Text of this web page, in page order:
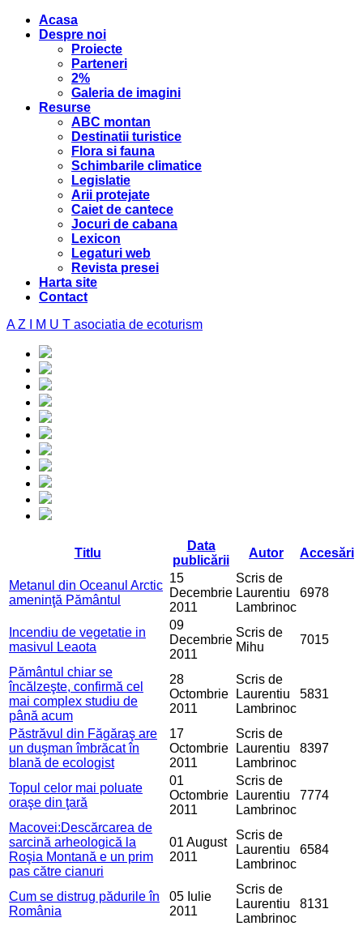
Acasa
Despre noi
Proiecte
Parteneri
2%
Galeria de imagini
Resurse
ABC montan
Destinatii turistice
Flora si fauna
Schimbarile climatice
Legislatie
Arii protejate
Caiet de cantece
Jocuri de cabana
Lexicon
Legaturi web
Revista presei
Harta site
Contact
A Z I M U T asociatia de ecoturism
Titlu
Data
publicării
Autor Accesări
Metanul din Oceanul Arctic
ameninţă Pământul
15
Decembrie
2011
Scris de
Laurentiu
Lambrinoc
6978
Incendiu de vegetatie in
masivul Leaota
09
Decembrie
2011
Scris de
Mihu
7015
Pământul chiar se
încălzeşte, confirmă cel
mai complex studiu de
până acum
28
Octombrie
2011
Scris de
Laurentiu
Lambrinoc
5831
Păstrăvul din Făgăraş are
un duşman îmbrăcat în
blană de ecologist
17
Octombrie
2011
Scris de
Laurentiu
Lambrinoc
8397
Topul celor mai poluate
oraşe din ţară
01
Octombrie
2011
Scris de
Laurentiu
Lambrinoc
7774
Macovei:Descărcarea de
sarcină arheologică la
Roşia Montană e un prim
pas către cianuri
01 August
2011
Scris de
Laurentiu
Lambrinoc
6584
Cum se distrug pădurile în
România
05 Iulie
2011
Scris de
Laurentiu
Lambrinoc
8131